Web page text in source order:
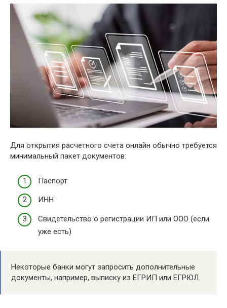
Для открытия расчетного счета онлайн обычно требуется
минимальный пакет документов:
Паспорт
ИНН
Свидетельство о регистрации ИП или ООО (если
уже есть)
Некоторые банки могут запросить дополнительные
документы, например, выписку из ЕГРИП или ЕГРЮЛ.